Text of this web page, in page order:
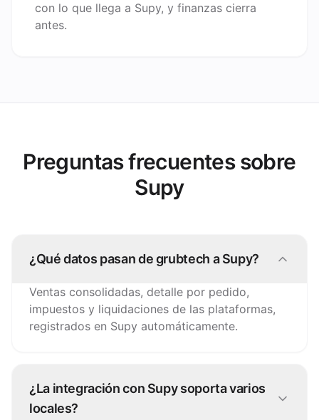
con lo que llega a Supy, y finanzas cierra
antes.
Preguntas frecuentes sobre
Supy
¿Qué datos pasan de grubtech a Supy?
Ventas consolidadas, detalle por pedido,
impuestos y liquidaciones de las plataformas,
registrados en Supy automáticamente.
¿La integración con Supy soporta varios
locales?